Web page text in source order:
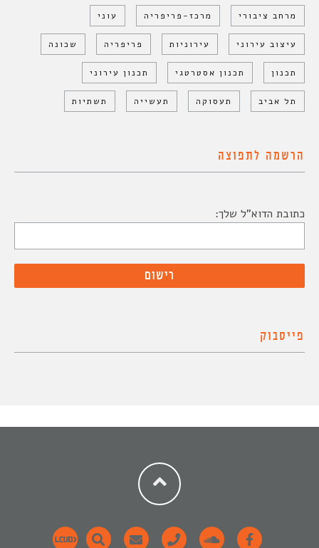
מרחב ציבורי מרכז-פריפריה עוני
עיצוב עירוני עירוניות פריפריה שכונה
תכנון תכנון אסטרטגי תכנון עירוני
תל אביב תעסוקה תעשייה תשתיות
הרשמה לתפוצה
כתובת הדוא"ל שלך:
פייסבוק